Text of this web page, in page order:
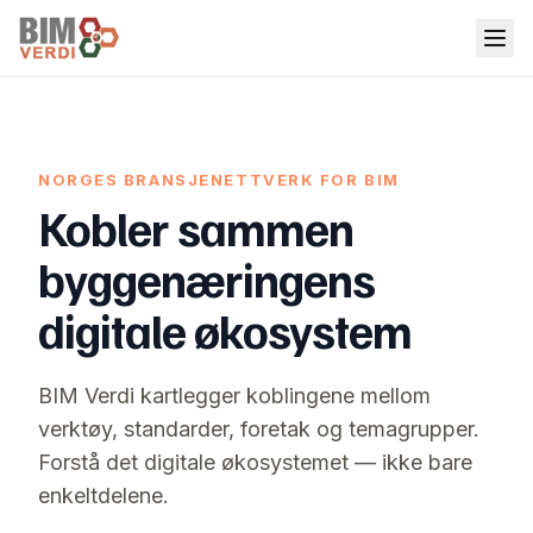
NORGES BRANSJENETTVERK FOR BIM
Kobler sammen
byggenæringens
digitale økosystem
BIM Verdi kartlegger koblingene mellom
verktøy, standarder, foretak og temagrupper.
Forstå det digitale økosystemet — ikke bare
enkeltdelene.